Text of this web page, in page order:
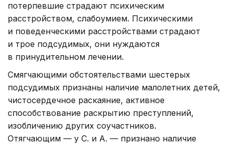
потерпевшие страдают психическим
расстройством, слабоумием. Психическими
и поведенческими расстройствами страдают
и трое подсудимых, они нуждаются
в принудительном лечении.
Смягчающими обстоятельствами шестерых
подсудимых признаны наличие малолетних детей,
чистосердечное раскаяние, активное
способствование раскрытию преступлений,
изобличению других соучастников.
Отягчающим — у С. и А. — признано наличие